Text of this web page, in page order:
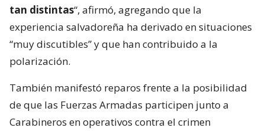
tan distintas“, afirmó, agregando que la
experiencia salvadoreña ha derivado en situaciones
“muy discutibles” y que han contribuido a la
polarización.
También manifestó reparos frente a la posibilidad
de que las Fuerzas Armadas participen junto a
Carabineros en operativos contra el crimen